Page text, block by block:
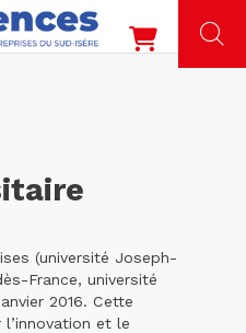
(université Joseph-
France, université
2016. Cette
et le